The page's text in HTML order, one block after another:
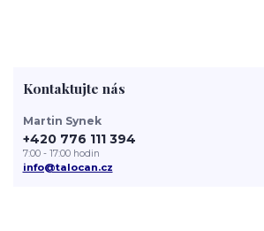
Kontaktujte nás
Martin Synek
+420 776 111 394
7:00 - 17:00 hodin
info@talocan.cz